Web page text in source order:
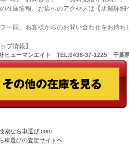
在庫情報、お店へのアクセスは【店舗詳細
一同、お客様からのお問い合わせをお待ち
ップ情報】
ヒューマンエイト TEL:0436-37-1225 千葉
索なら車選び.com
車選びの査定サイトヘ